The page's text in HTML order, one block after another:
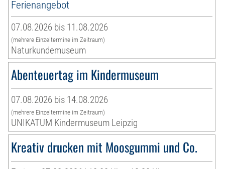
Ferienangebot
07.08.2026 bis 11.08.2026
(mehrere Einzeltermine im Zeitraum)
Naturkundemuseum
Abenteuertag im Kindermuseum
07.08.2026 bis 14.08.2026
(mehrere Einzeltermine im Zeitraum)
UNIKATUM Kindermuseum Leipzig
Kreativ drucken mit Moosgummi und Co.